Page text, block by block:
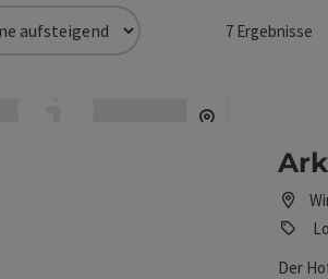
zur Verfügung mit denen die
7Ergebnisse
Der